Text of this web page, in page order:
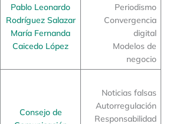
Pablo Leonardo
Rodríguez Salazar
María Fernanda
Caicedo López
Periodismo
Convergencia
digital
Modelos de
negocio
Consejo de
Noticias falsas
Autorregulación
Responsabilidad